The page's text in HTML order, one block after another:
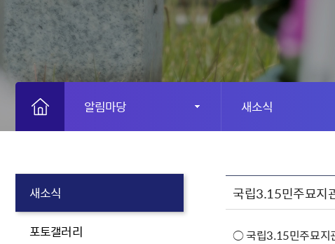
알림마당 새소식
새소식
포토갤러리
국립3.15민주묘지
○ 국립3.15민주묘지